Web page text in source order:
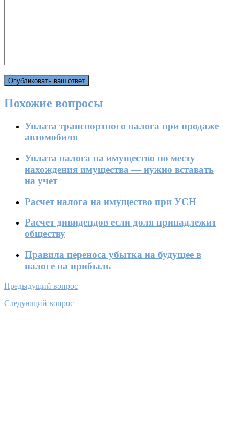
Похожие вопросы
Уплата транспортного налога при продаже
автомобиля
Уплата налога на имущество по месту
нахождения имущества — нужно вставать
на учет
Расчет налога на имущество при УСН
Расчет дивидендов если доля принадлежит
обществу
Правила переноса убытка на будущее в
налоге на прибыль
Предыдущий вопрос
Следующий вопрос